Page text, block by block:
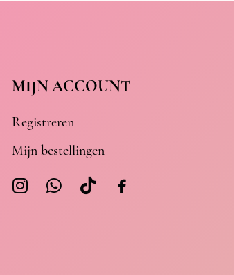
MIJN ACCOUNT
Registreren
Mijn bestellingen